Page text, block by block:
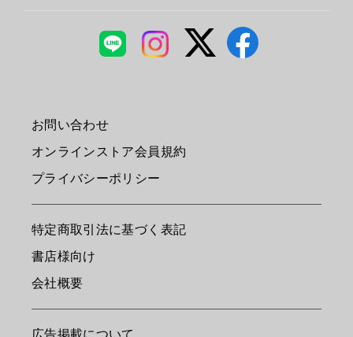
お問い合わせ
オンラインストア会員規約
プライバシーポリシー
特定商取引法に基づく表記
書店様向け
会社概要
広告掲載について